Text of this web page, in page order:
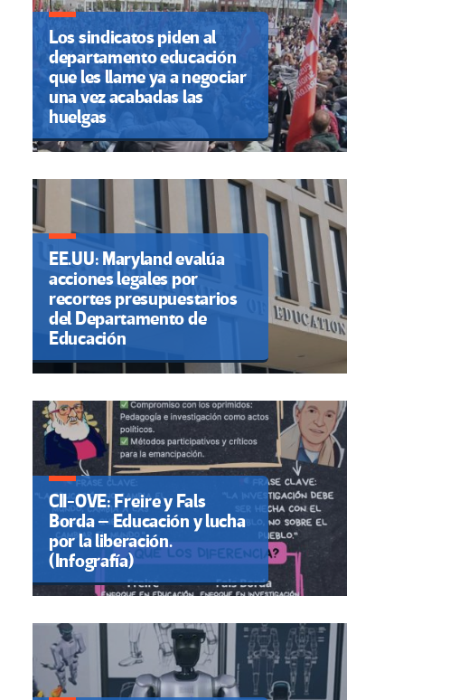
Los sindicatos piden al
departamento educación
que les llame ya a negociar
una vez acabadas las
huelgas
EE.UU: Maryland evalúa
acciones legales por
recortes presupuestarios
del Departamento de
Educación
CII-OVE: Freire y Fals
Borda – Educación y lucha
por la liberación.
(Infografía)